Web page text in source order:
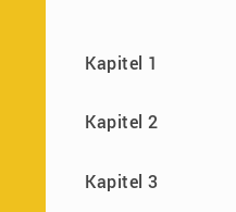
Kapitel 1
Kapitel 2
Kapitel 3